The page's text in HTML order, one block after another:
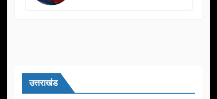
उत्तराखंड